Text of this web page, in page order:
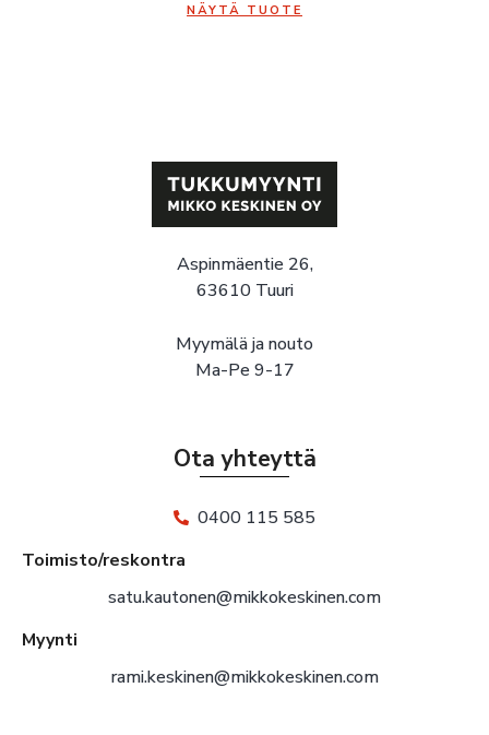
NÄYTÄ TUOTE
Aspinmäentie 26,
63610 Tuuri
Myymälä ja nouto
Ma-Pe 9-17
Ota yhteyttä
0400 115 585
Toimisto/reskontra
satu.kautonen@mikkokeskinen.com
Myynti
rami.keskinen@mikkokeskinen.com